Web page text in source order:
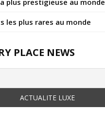
plus prestigieuse au monde
les plus rares au monde
PLACE NEWS